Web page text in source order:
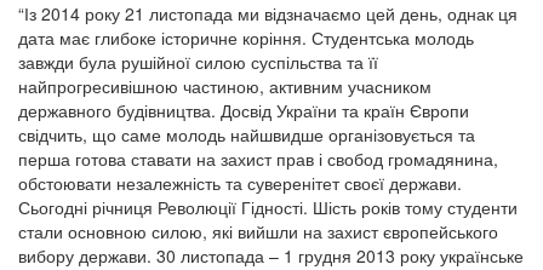
“Із 2014 року 21 листопада ми відзначаємо цей день, однак ця
дата має глибоке історичне коріння. Студентська молодь
завжди була рушійної силою суспільства та її
найпрогресивішною частиною, активним учасником
державного будівництва. Досвід України та країн Європи
свідчить, що саме молодь найшвидше організовується та
перша готова ставати на захист прав і свобод громадянина,
обстоювати незалежність та суверенітет своєї держави.
Сьогодні річниця Революції Гідності. Шість років тому студенти
стали основною силою, які вийшли на захист європейського
вибору держави. 30 листопада – 1 грудня 2013 року українське